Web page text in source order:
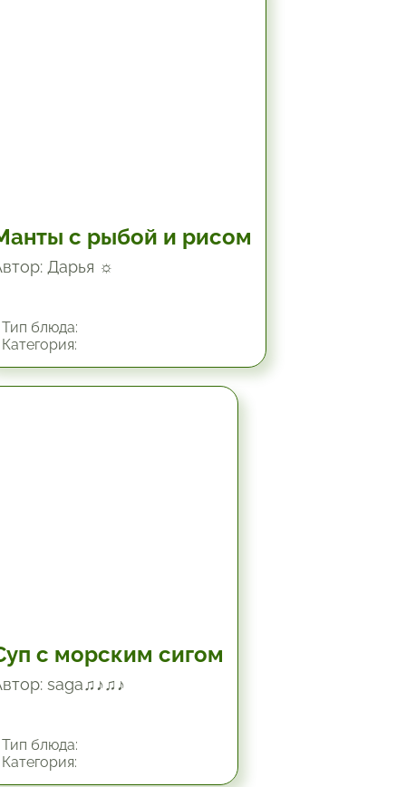
с рыбой и рисом
Дарья ☼
блюда:
с морским сигом
saga♫♪♫♪
блюда: